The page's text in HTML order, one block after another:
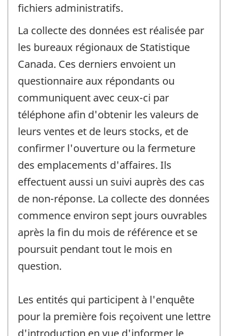
fichiers administratifs.
La collecte des données est réalisée par
les bureaux régionaux de Statistique
Canada. Ces derniers envoient un
questionnaire aux répondants ou
communiquent avec ceux-ci par
téléphone afin d'obtenir les valeurs de
leurs ventes et de leurs stocks, et de
confirmer l'ouverture ou la fermeture
des emplacements d'affaires. Ils
effectuent aussi un suivi auprès des cas
de non-réponse. La collecte des données
commence environ sept jours ouvrables
après la fin du mois de référence et se
poursuit pendant tout le mois en
question.
Les entités qui participent à l'enquête
pour la première fois reçoivent une lettre
d'introduction en vue d'informer le